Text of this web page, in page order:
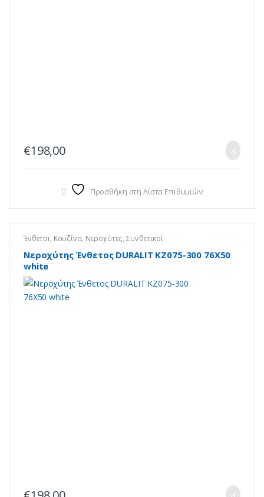
€198,00
Προσθήκη στη Λίστα Επιθυμιών
Ένθετοι, Κουζίνα, Νεροχύτες, Συνθετικοί
Νεροχύτης Ένθετος DURALIT KZ075-300 76X50
white